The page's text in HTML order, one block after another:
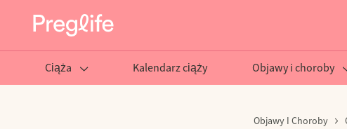
Ciąża Kalendarz ciąży Objawy i choroby
Objawy I Choroby